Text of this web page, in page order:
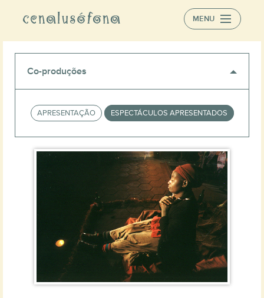
Cenaberta online
Contactos
Centro de Documentação e Informação
Festival Estação
Circuito Teatral Lusófono
MENU
Co-produções
APRESENTAÇÃO ESPECTÁCULOS APRESENTADOS